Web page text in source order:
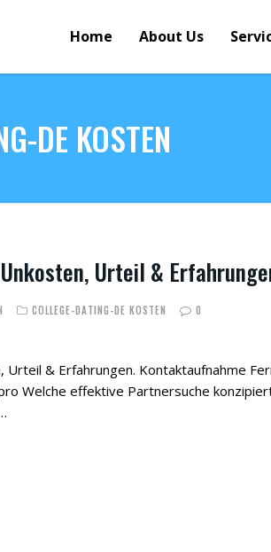
Home About Us
DE KOSTEN
Urteil &
COLLEGE-DATING-DE KOSTEN 0
Urteil & Erfahrungen. Kontaktaufnahme
Welche effektive Partnersuche